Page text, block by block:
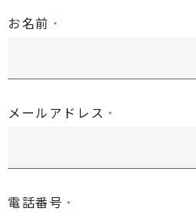
お名前
メールアドレス
電話番号